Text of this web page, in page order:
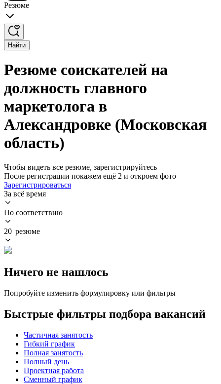
Резюме
Найти
Резюме соискателей на
должность главного
маркетолога в
Александровке (Московская
область)
Чтобы видеть все резюме, зарегистрируйтесь
После регистрации покажем ещё 2 и откроем фото
Зарегистрироваться
За всё время
По соответствию
20 резюме
Ничего не нашлось
Попробуйте изменить формулировку или фильтры
Быстрые фильтры подбора вакансий
Частичная занятость
Гибкий график
Полная занятость
Полный день
Проектная работа
Сменный график